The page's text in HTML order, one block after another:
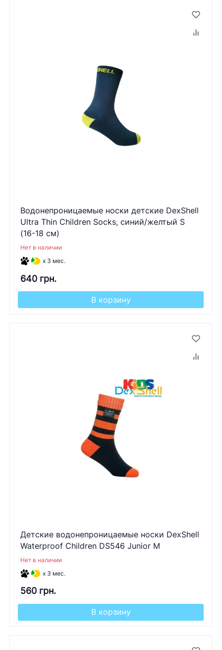
Водонепроницаемые носки детские DexShell
Ultra Thin Children Socks, синий/желтый S
(16-18 см)
Нет в наличии
x 3 мес.
640 грн.
В корзину
Детские водонепроницаемые носки DexShell
Waterproof Children DS546 Junior M
Нет в наличии
x 3 мес.
560 грн.
В корзину